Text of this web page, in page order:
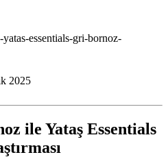
essentials-gri-bornoz-
2025
ile Yataş Essentials